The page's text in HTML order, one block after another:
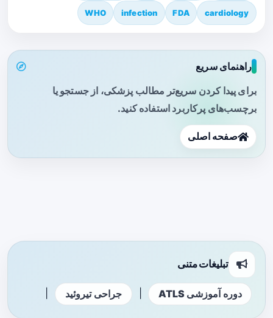
cardiology
FDA
infection
WHO
راهنمای سریع
برای پیدا کردن سریع‌تر مطالب پزشکی، از جستجو یا
برچسب‌های پرکاربرد استفاده کنید.
صفحه اصلی
تبلیغات متنی
دوره آموزشی ATLS جراحی تیروئید